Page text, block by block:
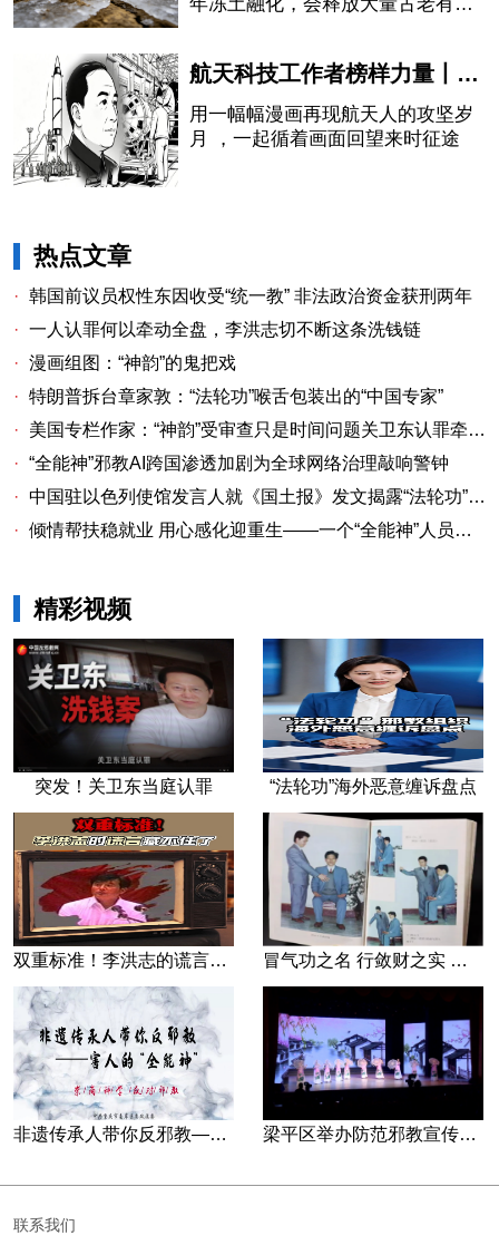
此循环，就像一颗随时会被引爆的
炸弹。
航天科技工作者榜样力量丨钱学森——以身筑航天，赤心铸国魂
用一幅幅漫画再现航天人的攻坚岁
月 ，一起循着画面回望来时征途
热点文章
· 韩国前议员权性东因收受“统一教” 非法政治资金获刑两年
· 一人认罪何以牵动全盘，李洪志切不断这条洗钱链
· 漫画组图：“神韵”的鬼把戏
· 特朗普拆台章家敦：“法轮功”喉舌包装出的“中国专家”
·
美国专栏作家：“神韵”受审查只是时间问题关卫东认罪牵出与《大纪元时报》资金链条
· “全能神”邪教AI跨国渗透加剧为全球网络治理敲响警钟
· 中国驻以色列使馆发言人就《国土报》发文揭露“法轮功”邪教本质答记者问
· 倾情帮扶稳就业 用心感化迎重生——一个“全能神”人员的重生
精彩视频
突发！关卫东当庭认罪 “法轮功”海外恶意缠诉盘点
双重标准！李洪志的谎言藏不住了 冒气功之名 行敛财之实 张宏堡义女“小倩”团伙覆灭记
非遗传承人带你反邪教—害人的“全能神” 梁平区举办防范邪教宣传专场文艺演出
联系我们